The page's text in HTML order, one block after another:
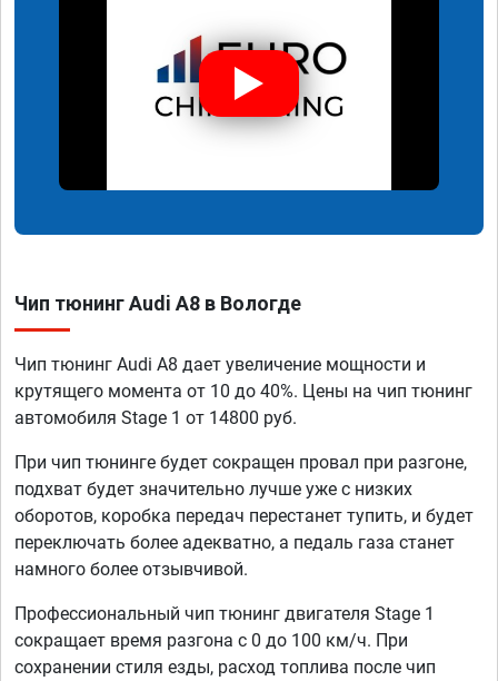
Чип тюнинг Audi A8 в Вологде
Чип тюнинг Audi A8 дает увеличение мощности и
крутящего момента от 10 до 40%. Цены на чип тюнинг
автомобиля Stage 1 от 14800 руб.
При чип тюнинге будет сокращен провал при разгоне,
подхват будет значительно лучше уже с низких
оборотов, коробка передач перестанет тупить, и будет
переключать более адекватно, а педаль газа станет
намного более отзывчивой.
Профессиональный чип тюнинг двигателя Stage 1
сокращает время разгона с 0 до 100 км/ч. При
сохранении стиля езды, расход топлива после чип